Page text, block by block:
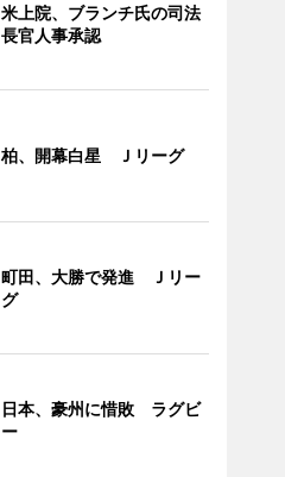
米上院、ブランチ氏の司法
長官人事承認
柏、開幕白星 Ｊリーグ
町田、大勝で発進 Ｊリー
グ
日本、豪州に惜敗 ラグビ
ー